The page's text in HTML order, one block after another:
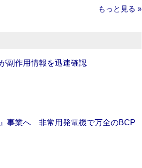
もっと見る »
副作用情報を迅速確認
事業へ 非常用発電機で万全のBCP